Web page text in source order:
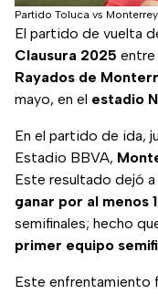
Partido Toluca vs
El partido de vuelta
Clausura 2025 entre
Rayados de
mayo, en el estadio
En el partido de ida,
Estadio BBVA,
Este resultado dejó
ganar por al menos
semifinales; hecho
primer equipo
Este enfrentamiento